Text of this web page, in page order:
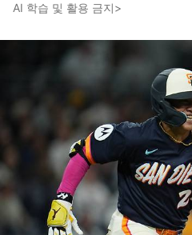
AI 학습 및 활용 금지>